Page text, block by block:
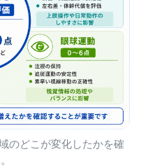
のどこが変化したかを確